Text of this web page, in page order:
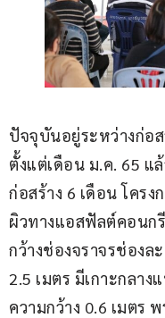
ปัจจุบันอยู่ระหว่างก่อส
ตั้งแต่เดือน ม.ค. 65 แล้
ก่อสร้าง 6 เดือน โคร
ผิวทางแอสฟัลต์คอนก
กว้างช่องจราจรช่องล
2.5 เมตร มีเกาะกลา
ความกว้าง 0.6 เมตร